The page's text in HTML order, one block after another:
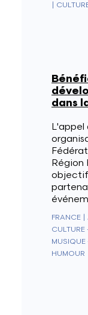
dans
L'appel
Région
objectif
FRANCE
CULTURE
MUSIQUE
HUMOUR